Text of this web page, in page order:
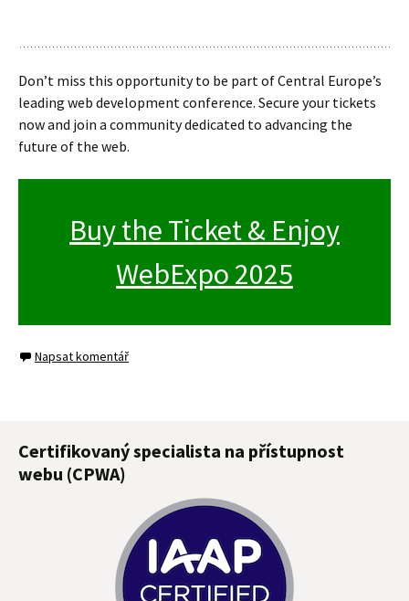
Don’t miss this opportunity to be part of Central Europe’s
leading web development conference. Secure your tickets
now and join a community dedicated to advancing the
future of the web.
Buy the Ticket & Enjoy
WebExpo 2025
Napsat komentář
Certifikovaný specialista na přístupnost
webu (CPWA)